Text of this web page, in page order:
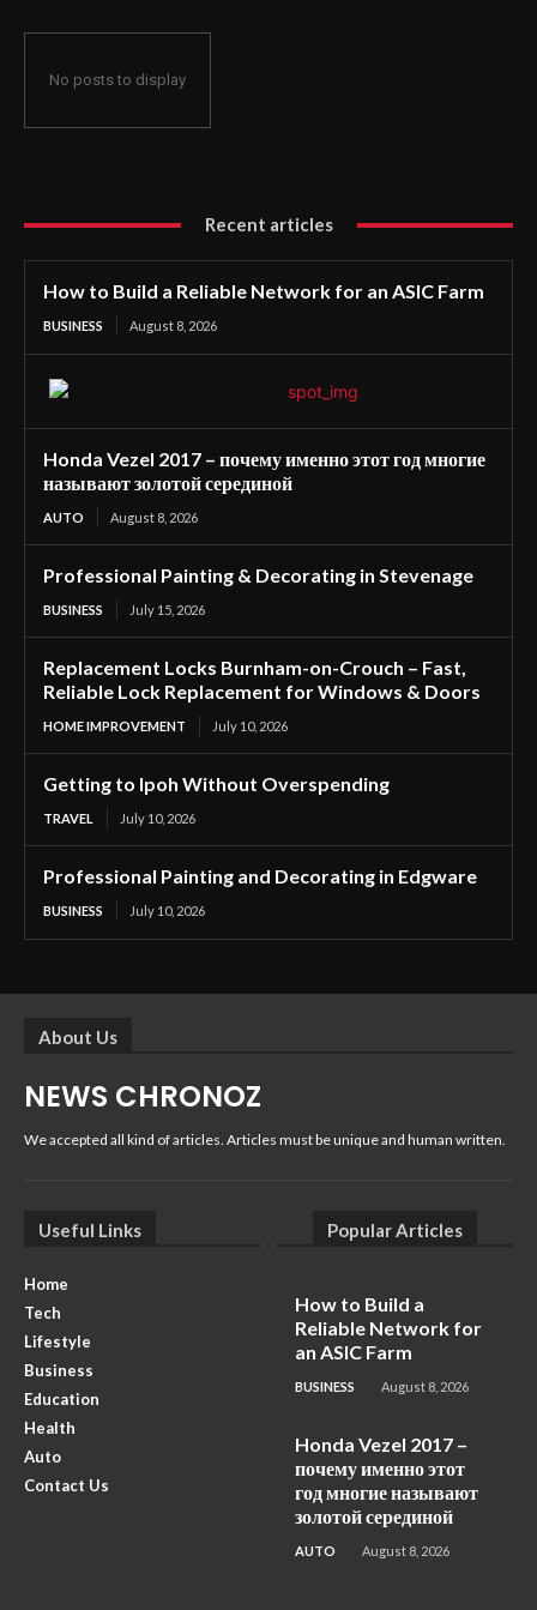
No posts to display
Recent articles
How to Build a Reliable Network for an ASIC Farm
BUSINESS August 8, 2026
Honda Vezel 2017 – почему именно этот год многие
называют золотой серединой
AUTO August 8, 2026
Professional Painting & Decorating in Stevenage
BUSINESS July 15, 2026
Replacement Locks Burnham-on-Crouch – Fast,
Reliable Lock Replacement for Windows & Doors
HOME IMPROVEMENT July 10, 2026
Getting to Ipoh Without Overspending
TRAVEL July 10, 2026
Professional Painting and Decorating in Edgware
BUSINESS July 10, 2026
About Us
NEWS CHRONOZ
We accepted all kind of articles. Articles must be unique and human written.
Useful Links
Home
Tech
Lifestyle
Business
Education
Health
Auto
Contact Us
Popular Articles
How to Build a
Reliable Network for
an ASIC Farm
BUSINESS August 8, 2026
Honda Vezel 2017 –
почему именно этот
год многие называют
золотой серединой
AUTO August 8, 2026